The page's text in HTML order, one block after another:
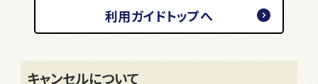
利用ガイドトップへ
キャンセルについて